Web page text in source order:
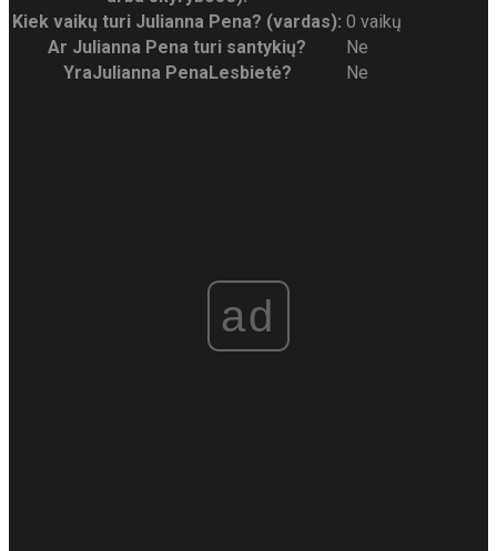
Kiek vaikų turi Julianna Pena? (vardas): 0 vaikų
Ar Julianna Pena turi santykių?
Ne
YraJulianna PenaLesbietė? Ne
ad